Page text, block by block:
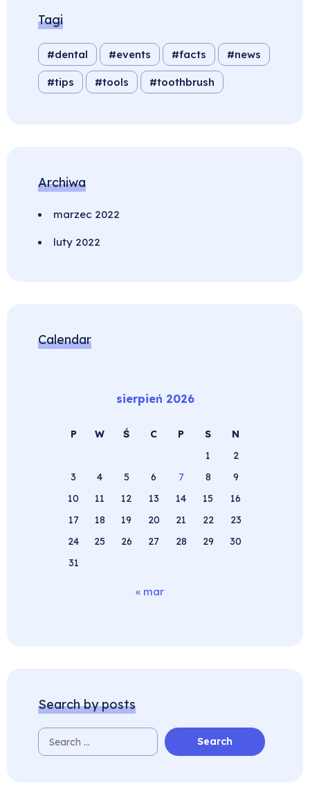
Tagi
dental events facts news
tips tools toothbrush
Archiwa
marzec 2022
luty 2022
Calendar
sierpień 2026
P W Ś C P S
N
1
2
3
4 5 6 7 8
9
10
11 12 13 14 15
16
17
18 19 20 21 22
23
24
25 26 27 28 29
30
31
« mar
Search by posts